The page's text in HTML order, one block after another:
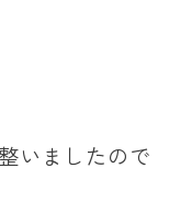
いましたので